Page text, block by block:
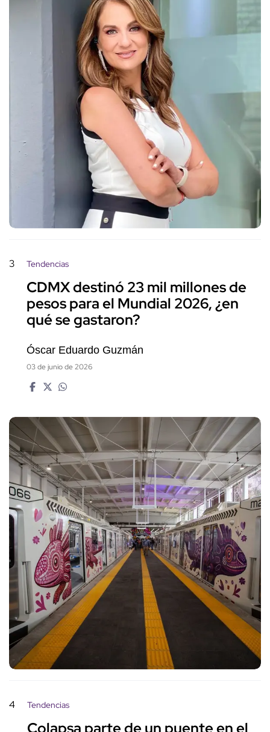
3 Tendencias
CDMX destinó 23 mil millones de
pesos para el Mundial 2026, ¿en
qué se gastaron?
Óscar Eduardo Guzmán
03 de junio de 2026
4 Tendencias
Colapsa parte de un puente en el